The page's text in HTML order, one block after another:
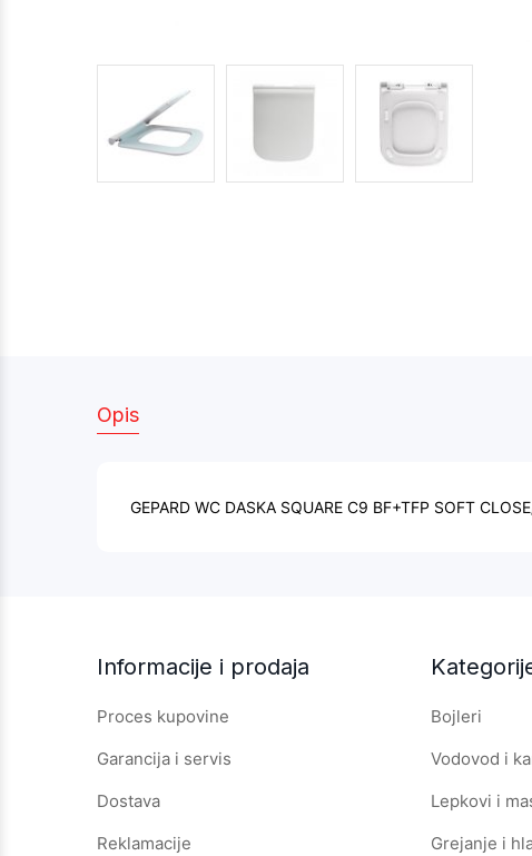
Opis
GEPARD WC DASKA SQUARE C9 BF+TFP SOFT
Informacije i prodaja
Proces kupovine
Garancija i servis
Dostava
Reklamacije
Bojleri
Vodovod i
Lepkovi i
Grejanje i